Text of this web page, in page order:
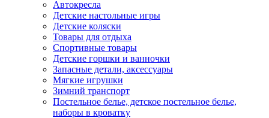
Автокресла
Детские настольные игры
Детские коляски
Товары для отдыха
Спортивные товары
Детские горшки и ванночки
Запасные детали, аксессуары
Мягкие игрушки
Зимний транспорт
Постельное белье, детское постельное белье,
наборы в кроватку